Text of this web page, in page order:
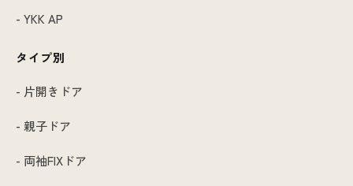
- YKK AP
タイプ別
- 片開きドア
- 親子ドア
- 両袖FIXドア